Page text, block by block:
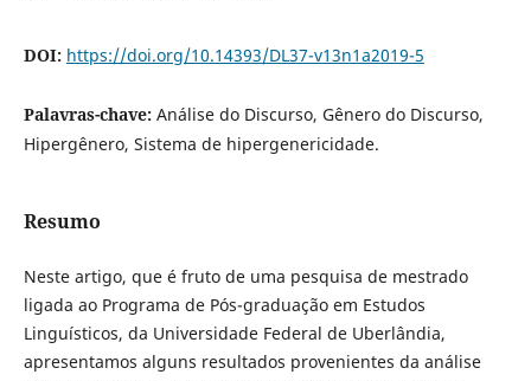
DOI: https://doi.org/10.14393/DL37-v13n1a2019-5
Palavras-chave: Análise do Discurso, Gênero do Discurso,
Hipergênero, Sistema de hipergenericidade.
Resumo
Neste artigo, que é fruto de uma pesquisa de mestrado
ligada ao Programa de Pós-graduação em Estudos
Linguísticos, da Universidade Federal de Uberlândia,
apresentamos alguns resultados provenientes da análise